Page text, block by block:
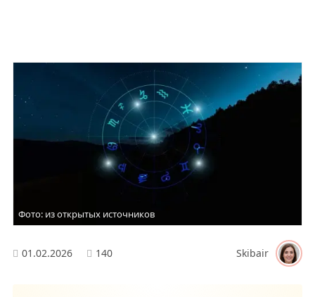
Фото: из открытых источников
01.02.2026 140 Skibair